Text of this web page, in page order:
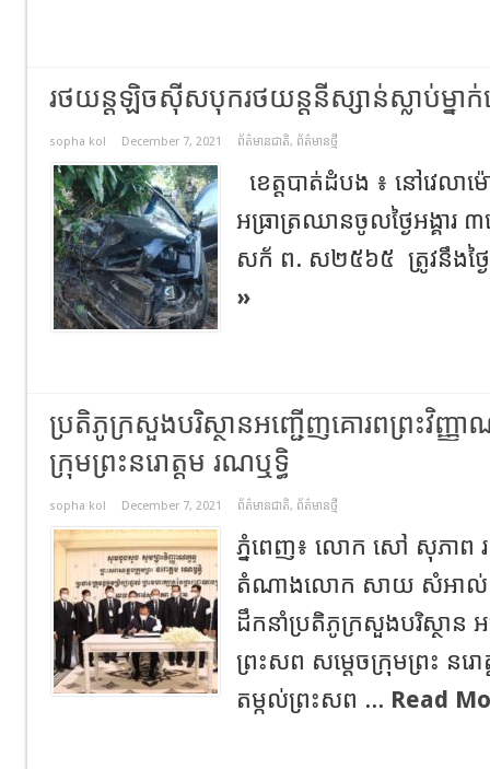
រថយន្តឡិចស៊ីសបុករថយន្តនីស្សាន់ស្លាប់ម្នាក់
sopha kol December 7, 2021 ព័ត៌មានជាតិ, ព័ត៌មានថ្មី
ខេត្តបាត់ដំបង ៖ នៅវេល
អធ្រាត្រឈានចូលថ្ងៃអង្គារ ៣
សក័ ព. ស២៥៦៥ ត្រូវនឹងថ្ង
»
ប្រតិភូក្រសួងបរិស្ថានអញ្ជើញគោរពព្រះវិញ្ញា
ក្រុមព្រះនរោត្ដម រណឬទ្ធិ
sopha kol December 7, 2021 ព័ត៌មានជាតិ, ព័ត៌មានថ្មី
ភ្នំពេញ៖ លោក សៅ សុភាព រ
តំណាងលោក សាយ សំអាល់ រដ្
ដឹកនាំប្រតិភូក្រសួងបរិស្ថាន អ
ព្រះសព សម្ដេចក្រុមព្រះ នរោ
តម្កល់ព្រះសព ... Read